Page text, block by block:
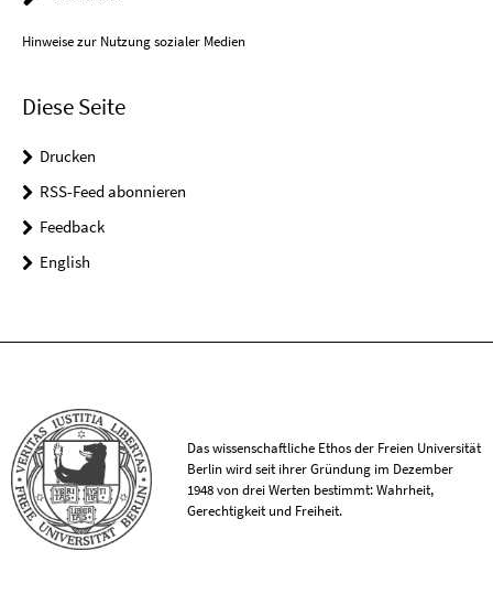
Hinweise zur Nutzung sozialer Medien
Diese Seite
Drucken
RSS-Feed abonnieren
Feedback
English
Das wissenschaftliche Ethos der Freien Universität
Berlin wird seit ihrer Gründung im Dezember
1948 von drei Werten bestimmt: Wahrheit,
Gerechtigkeit und Freiheit.